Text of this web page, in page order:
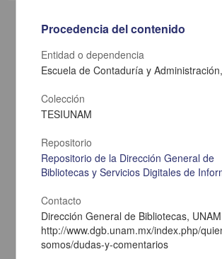
Validacion del proceso de llenado simulado
de produccion de polvo esteriles
Roussell Martinez, Hugo
Biología y Química
Procedencia del contenido
Entidad o dependencia
Escuela de Contaduría y
Colección
TESIUNAM
Repositorio
Repositorio de la Dirección General de
Bibliotecas y Servicios Digitales de
Contacto
Dirección General de Bibliotecas,
http://www.dgb.unam.mx/index.php/
somos/dudas-y-comentarios